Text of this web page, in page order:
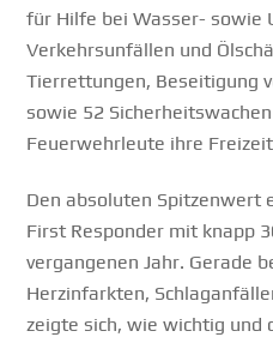
für Hilfe bei Wasser- sowie
Verkehrsunfällen und
Tierrettungen, Beseitigung
sowie 52
Feuerwehrleute ihre
Den absoluten Spitzenwert
First Responder mit knapp
vergangenen Jahr. Gerade
Herzinfarkten,
zeigte sich, wie wichtig und